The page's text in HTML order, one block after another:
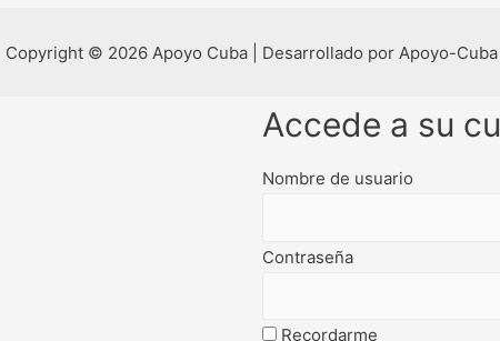
Copyright © 2026 Apoyo Cuba | Desarrollado por Apoyo-Cuba
Accede a su
Nombre de usuario
Contraseña
Recordarme